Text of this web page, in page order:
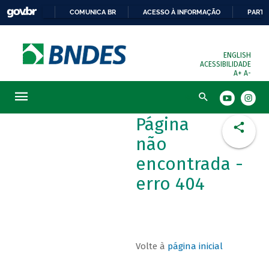
COMUNICA BR ACESSO À INFORMAÇÃO
ENGLISH
ACESSIBILIDADE
A+ A-
Busca
Página
não
encontrada -
erro 404
Volte à página inicial